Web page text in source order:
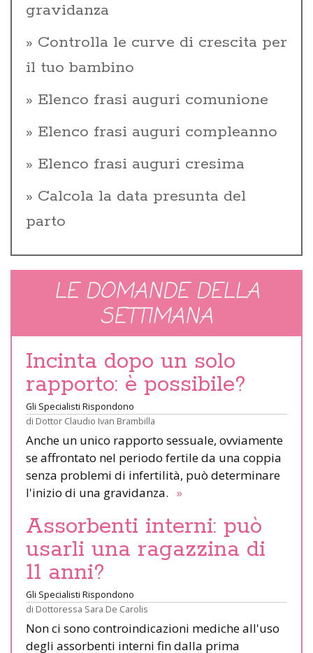
gravidanza
Controlla le curve di crescita per
il tuo bambino
Elenco frasi auguri comunione
Elenco frasi auguri compleanno
Elenco frasi auguri cresima
Calcola la data presunta del
parto
LE DOMANDE DELLA
SETTIMANA
Incinta dopo un solo
rapporto: è possibile?
Gli Specialisti Rispondono
di Dottor Claudio Ivan Brambilla
Anche un unico rapporto sessuale, ovviamente
se affrontato nel periodo fertile da una coppia
senza problemi di infertilità, può determinare
l'inizio di una gravidanza. »
Assorbenti interni: può
usarli una ragazzina di
11 anni?
Gli Specialisti Rispondono
di Dottoressa Sara De Carolis
Non ci sono controindicazioni mediche all'uso
degli assorbenti interni fin dalla prima